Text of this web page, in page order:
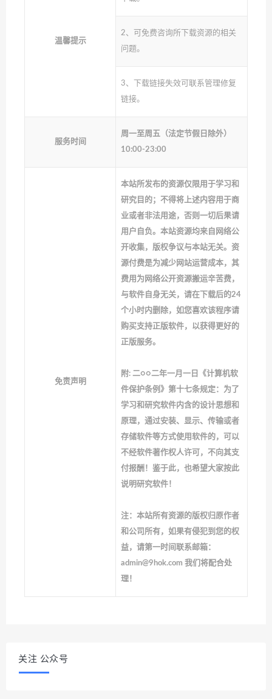
温馨提示
2、可免费咨询所下载资源的相关
问题。
3、下载链接失效可联系管理修复
链接。
服务时间
周一至周五（法定节假日除外）
10:00-23:00
免责声明
本站所发布的资源仅限用于学习和
研究目的；不得将上述内容用于商
业或者非法用途，否则一切后果请
用户自负。本站资源均来自网络公
开收集，版权争议与本站无关。资
源付费是为减少网站运营成本，其
费用为网络公开资源搬运辛苦费，
与软件自身无关，请在下载后的24
个小时内删除，如您喜欢该程序请
购买支持正版软件，以获得更好的
正版服务。
附: 二○○二年一月一日《计算机软
件保护条例》第十七条规定：为了
学习和研究软件内含的设计思想和
原理，通过安装、显示、传输或者
存储软件等方式使用软件的，可以
不经软件著作权人许可，不向其支
付报酬！鉴于此，也希望大家按此
说明研究软件！
注：本站所有资源的版权归原作者
和公司所有，如果有侵犯到您的权
益，请第一时间联系邮箱：
admin@9hok.com 我们将配合处
理！
关注 公众号